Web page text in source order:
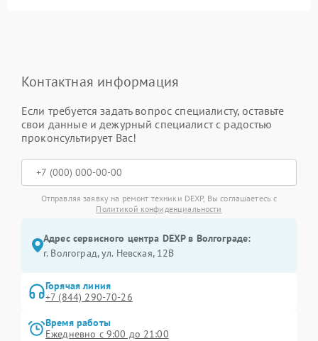
Контактная информация
Если требуется задать вопрос специалисту, оставьте
свои данные и дежурный специалист с радостью
проконсультирует Вас!
Отправляя заявку на ремонт техники DEXP, Вы соглашаетесь с
Политикой конфиденциальности
Адрес сервисного центра DEXP в Волгограде:
г. Волгоград, ул. Невская, 12В
Горячая линия
+7 (844) 290-70-26
Время работы
Ежедневно с 9:00 до 21:00